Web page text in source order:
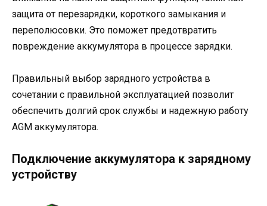
защита от перезарядки, короткого замыкания и
переполюсовки. Это поможет предотвратить
повреждение аккумулятора в процессе зарядки.
Правильный выбор зарядного устройства в
сочетании с правильной эксплуатацией позволит
обеспечить долгий срок службы и надежную работу
AGM аккумулятора.
Подключение аккумулятора к зарядному
устройству